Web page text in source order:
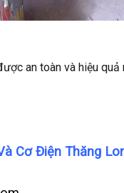
an toàn và hiệu
Cơ Điện Thăng